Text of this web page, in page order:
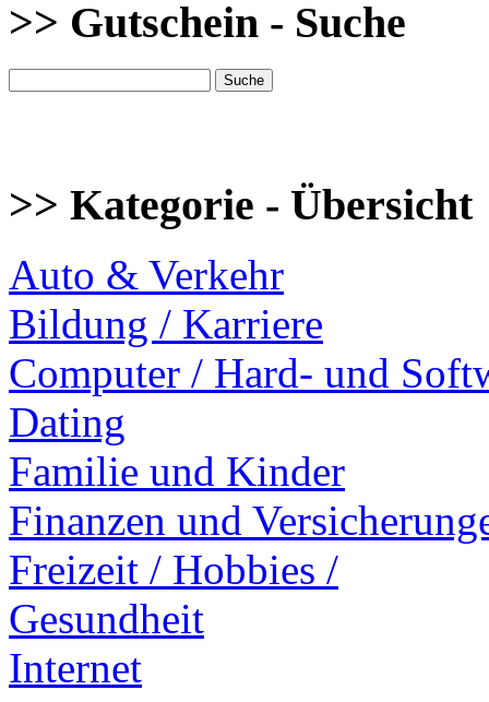
>> Gutschein - Suche
>> Kategorie - Übersicht
Auto & Verkehr
Bildung / Karriere
Computer / Hard- und
Dating
Familie und Kinder
Finanzen und
Freizeit / Hobbies /
Gesundheit
Internet